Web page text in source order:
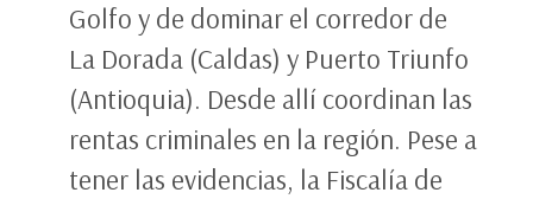
Golfo y de dominar el corredor de
La Dorada (Caldas) y Puerto Triunfo
(Antioquia). Desde allí coordinan las
rentas criminales en la región. Pese a
tener las evidencias, la Fiscalía de